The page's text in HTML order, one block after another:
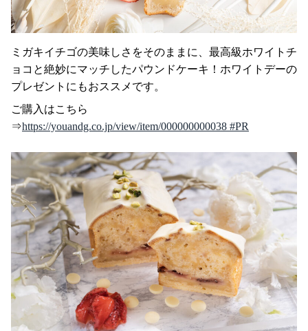
ミガキイチゴの美味しさをそのままに、最高級ホワイトチ
ョコと絶妙にマッチしたパウンドケーキ！ホワイトデーの
プレゼントにもおススメです。
ご購入はこちら
⇒https://youandg.co.jp/view/item/000000000038 #PR